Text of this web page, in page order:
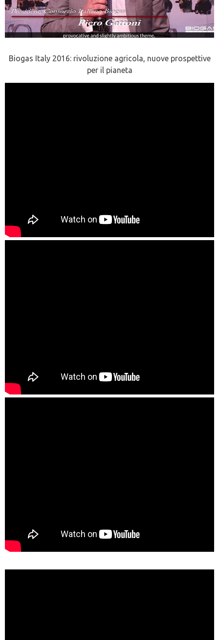
Biogas Italy 2016: rivoluzione agricola, nuove prospettive
per il pianeta